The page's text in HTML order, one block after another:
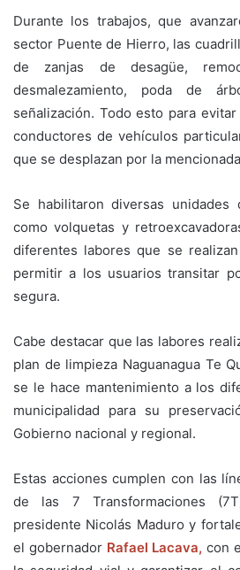
Durante los trabajos, que
sector Puente de Hierro, las
de zanjas de desagüe,
desmalezamiento, poda de
señalización. Todo esto para
conductores de vehículos
que se desplazan por la
Se habilitaron diversas unidades
como volquetas y
diferentes labores que se
permitir a los usuarios transitar
segura.
Cabe destacar que las labores
plan de limpieza Naguanagua Te
se le hace mantenimiento a los
municipalidad para su
Gobierno nacional y regional.
Estas acciones cumplen con las
de las 7 Transformaciones
presidente Nicolás Maduro y
el gobernador Rafael Lacava, con